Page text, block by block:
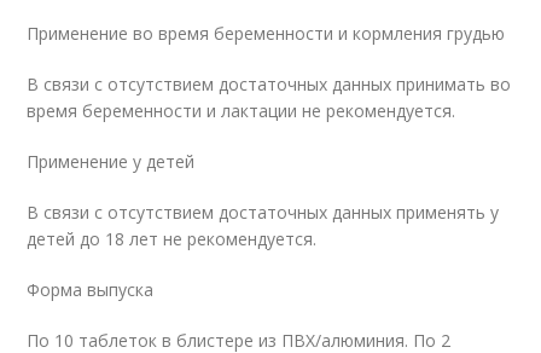
Применение во время беременности и кормления грудью
В связи с отсутствием достаточных данных принимать во
время беременности и лактации не рекомендуется.
Применение у детей
В связи с отсутствием достаточных данных применять у
детей до 18 лет не рекомендуется.
Форма выпуска
По 10 таблеток в блистере из ПВХ/алюминия. По 2